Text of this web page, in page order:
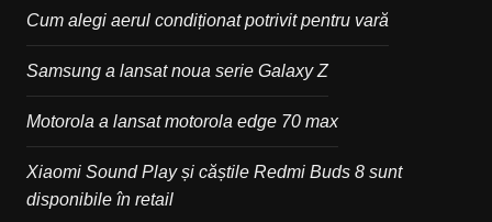
Cum alegi aerul condiționat potrivit pentru vară
Samsung a lansat noua serie Galaxy Z
Motorola a lansat motorola edge 70 max
Xiaomi Sound Play și căștile Redmi Buds 8 sunt
disponibile în retail